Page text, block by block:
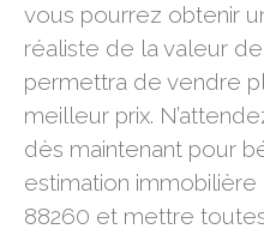
vous pourrez obtenir
réaliste de la valeur
permettra de vendre
meilleur prix.
dès maintenant pour
estimation
88260 et mettre